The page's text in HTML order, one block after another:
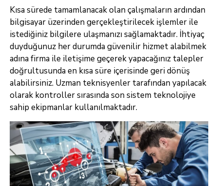
Kısa sürede tamamlanacak olan çalışmaların ardından
bilgisayar üzerinden gerçekleştirilecek işlemler ile
istediğiniz bilgilere ulaşmanızı sağlamaktadır. İhtiyaç
duyduğunuz her durumda güvenilir hizmet alabilmek
adına firma ile iletişime geçerek yapacağınız talepler
doğrultusunda en kısa süre içerisinde geri dönüş
alabilirsiniz. Uzman teknisyenler tarafından yapılacak
olarak kontroller sırasında son sistem teknolojiye
sahip ekipmanlar kullanılmaktadır.